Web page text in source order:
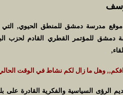
دمشق للمؤتمر القطري القادم لحزب
وهل ما زال لكم نشاط في الوقت
الرؤى السياسية والفكرية القادرة